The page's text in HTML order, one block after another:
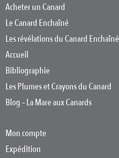
Acheter un Canard
Le Canard Enchaîné
Les révélations du Canard Enchaîné
Accueil
Bibliographie
Les Plumes et Crayons du Canard
Blog – La Mare aux Canards
Mon compte
Expédition